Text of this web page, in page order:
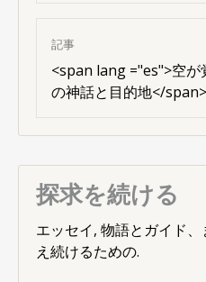
記事
<span lang ="es">空が
の神話と目的地</span>
探求を続ける
エッセイ, 物語とガイド
え続けるための.